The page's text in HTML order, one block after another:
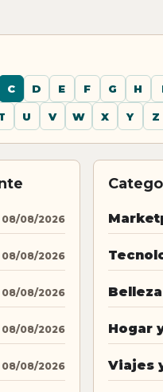
C D E F G H
U V W X Y Z
08/08/2026
08/08/2026
08/08/2026
08/08/2026
08/08/2026
Hogar
Viajes